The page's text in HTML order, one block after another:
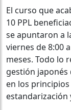
El curso que
10 PPL
se apuntaron a
viernes de 8:00
meses. Todo lo
gestión japonés
en los
estandarización